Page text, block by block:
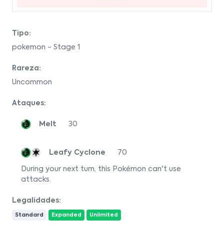
Tipo:
pokemon - Stage 1
Rareza:
Uncommon
Ataques:
Melt 30
Leafy Cyclone 70
During your next turn, this Pokémon can't use
attacks.
Legalidades:
Standard Expanded Unlimited